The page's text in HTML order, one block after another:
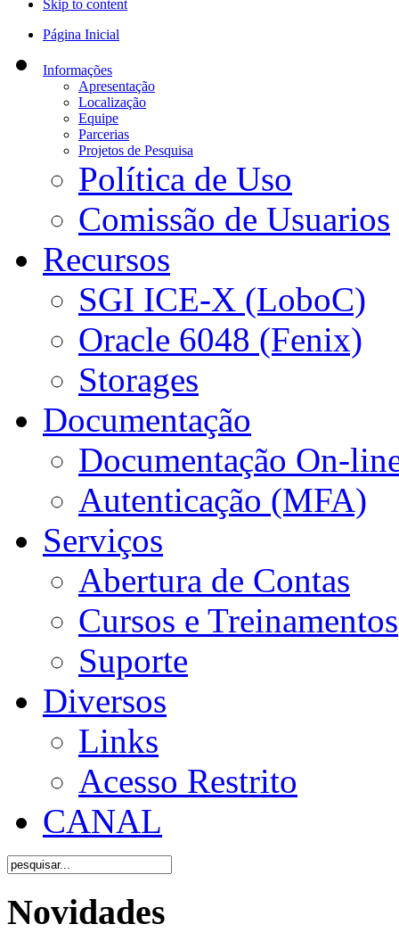
Skip to content
Página Inicial
Informações
Apresentação
Localização
Equipe
Parcerias
Projetos de Pesquisa
Política de Uso
Comissão de Usuarios
Recursos
SGI ICE-X (LoboC)
Oracle 6048 (Fenix)
Storages
Documentação
Documentação On-
Autenticação (MFA)
Serviços
Abertura de Contas
Cursos e Treinamentos
Suporte
Diversos
Links
Acesso Restrito
CANAL
Novidades